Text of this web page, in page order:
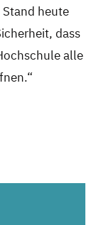
heute
dass
alle